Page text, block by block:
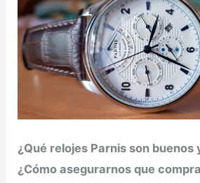
¿Qué relojes Parnis son buenos
¿Cómo asegurarnos que